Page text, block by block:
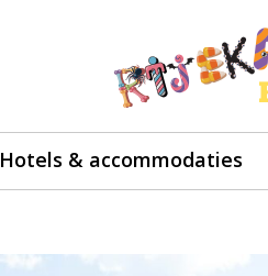
Hotels & accommodaties